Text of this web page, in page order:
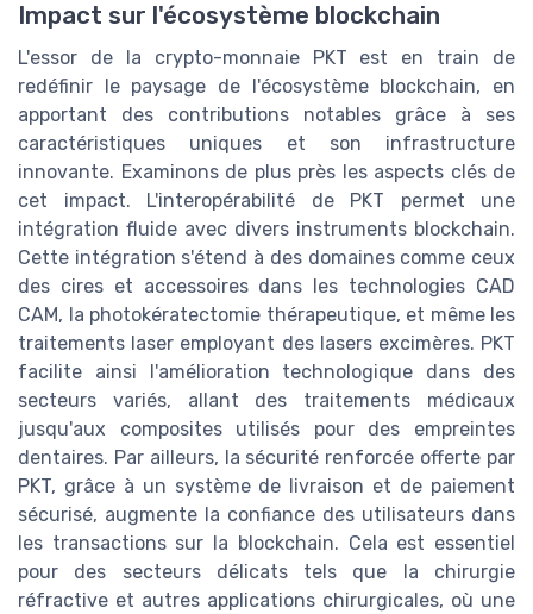
Impact sur l'écosystème blockchain
L'essor de la crypto-monnaie PKT est en train de
redéfinir le paysage de l'écosystème blockchain, en
apportant des contributions notables grâce à ses
caractéristiques uniques et son infrastructure
innovante. Examinons de plus près les aspects clés de
cet impact. L'interopérabilité de PKT permet une
intégration fluide avec divers instruments blockchain.
Cette intégration s'étend à des domaines comme ceux
des cires et accessoires dans les technologies CAD
CAM, la photokératectomie thérapeutique, et même les
traitements laser employant des lasers excimères. PKT
facilite ainsi l'amélioration technologique dans des
secteurs variés, allant des traitements médicaux
jusqu'aux composites utilisés pour des empreintes
dentaires. Par ailleurs, la sécurité renforcée offerte par
PKT, grâce à un système de livraison et de paiement
sécurisé, augmente la confiance des utilisateurs dans
les transactions sur la blockchain. Cela est essentiel
pour des secteurs délicats tels que la chirurgie
réfractive et autres applications chirurgicales, où une